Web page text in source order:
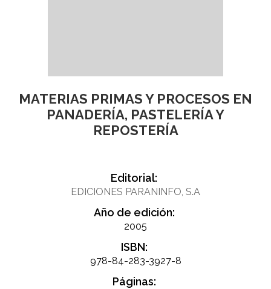
MATERIAS PRIMAS Y PROCESOS EN
PANADERÍA, PASTELERÍA Y
REPOSTERÍA
Editorial:
EDICIONES PARANINFO, S.A
Año de edición:
2005
ISBN:
978-84-283-3927-8
Páginas: